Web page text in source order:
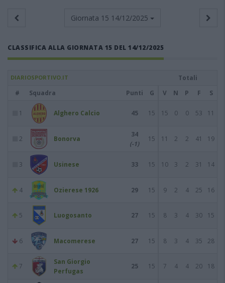
Giornata 15 14/12/2025
CLASSIFICA ALLA GIORNATA 15 DEL 14/12/2025
DIARIOSPORTIVO.IT
Totali
#
Squadra Punti G V N P F S
1 Alghero Calcio 45 15 15 0 0 53 11
2 Bonorva
34
(-1)
15 11 2 2 41 19
3 Usinese 33 15 10 3 2 31 14
4 Ozierese 1926 29 15 9 2 4 25 16
5 Luogosanto 27 15 8 3 4 30 15
6 Macomerese 27 15 8 3 4 35 28
7
San Giorgio
Perfugas
25 15 7 4 4 20 18